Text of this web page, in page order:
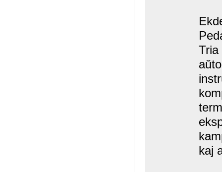
Tria
kaj